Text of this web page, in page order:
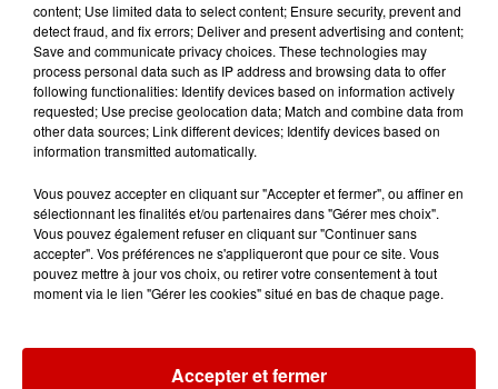
Le Duel - Gagnez votre balade
en jet ski !
Podcasts Voir plus
Kelly Massol, figure
content; Use limited data to select content; Ensure security, prevent and
detect fraud, and fix errors; Deliver and present advertising and content;
Save and communicate privacy choices. These technologies may
process personal data such as IP address and browsing data to offer
following functionalities: Identify devices based on information actively
requested; Use precise geolocation data; Match and combine data from
other data sources; Link different devices; Identify devices based on
information transmitted automatically.
Vous pouvez accepter en cliquant sur "Accepter et fermer", ou affiner en
sélectionnant les finalités et/ou partenaires dans "Gérer mes choix".
Vous pouvez également refuser en cliquant sur "Continuer sans
accepter". Vos préférences ne s'appliqueront que pour ce site. Vous
pouvez mettre à jour vos choix, ou retirer votre consentement à tout
moment via le lien "Gérer les cookies" situé en bas de chaque page.
Accepter et fermer